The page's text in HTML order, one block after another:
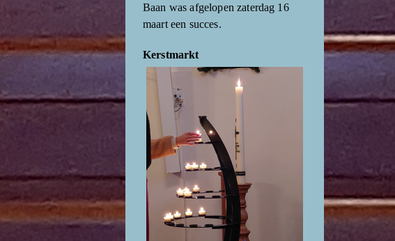
Baan was afgelopen zaterdag 16
maart een succes.
Kerstmarkt